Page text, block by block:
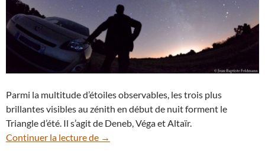
Parmi la multitude d’étoiles observables, les trois plus
brillantes visibles au zénith en début de nuit forment le
Triangle d’été. Il s’agit de Deneb, Véga et Altaïr.
Continuer la lecture de
Le Triangle d’été, un spectacle à admirer
→